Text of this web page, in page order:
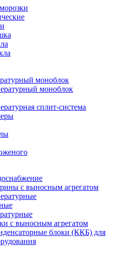
моноблок
моноблок
сплит-система
с выносным агрегатом
с выносным агрегатом
блоки (ККБ) для